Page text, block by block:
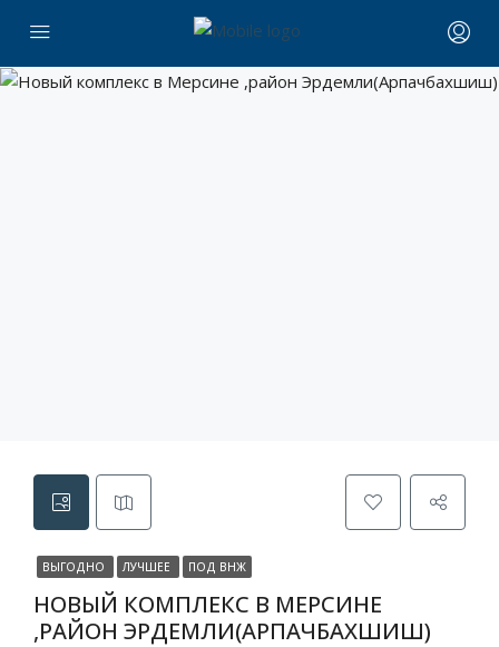
ВЫГОДНО ЛУЧШЕЕ ПОД ВНЖ
НОВЫЙ КОМПЛЕКС В МЕРСИНЕ
,РАЙОН ЭРДЕМЛИ(АРПАЧБАХШИШ)